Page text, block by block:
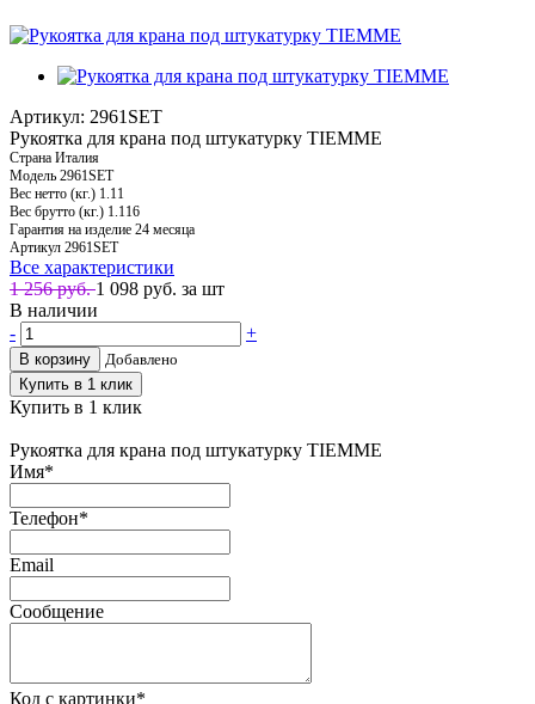
Артикул: 2961SET
Рукоятка для крана под штукатурку TIEMME
Страна Италия
Модель 2961SET
Вес нетто (кг.) 1.11
Вес брутто (кг.) 1.116
Гарантия на изделие 24 месяца
Артикул 2961SET
Все характеристики
1 256 руб.1 098 руб. за шт
В наличии
-
+
В корзину
Добавлено
Купить в 1 клик
Купить в 1 клик
Рукоятка для крана под штукатурку TIEMME
Имя*
Телефон*
Email
Сообщение
Код с картинки*